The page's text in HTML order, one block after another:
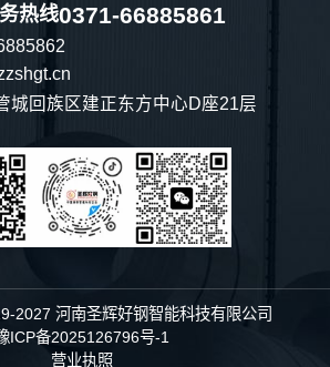
，到了之后可以打这个电话哦，
的时候下雨了，司机没有盖好雨布，有一点
热线0371-66885861
城回族区建正东方中心D座21层
2027 河南圣辉好钢智能科技有限公司
ICP备2025126796号-1
营业执照